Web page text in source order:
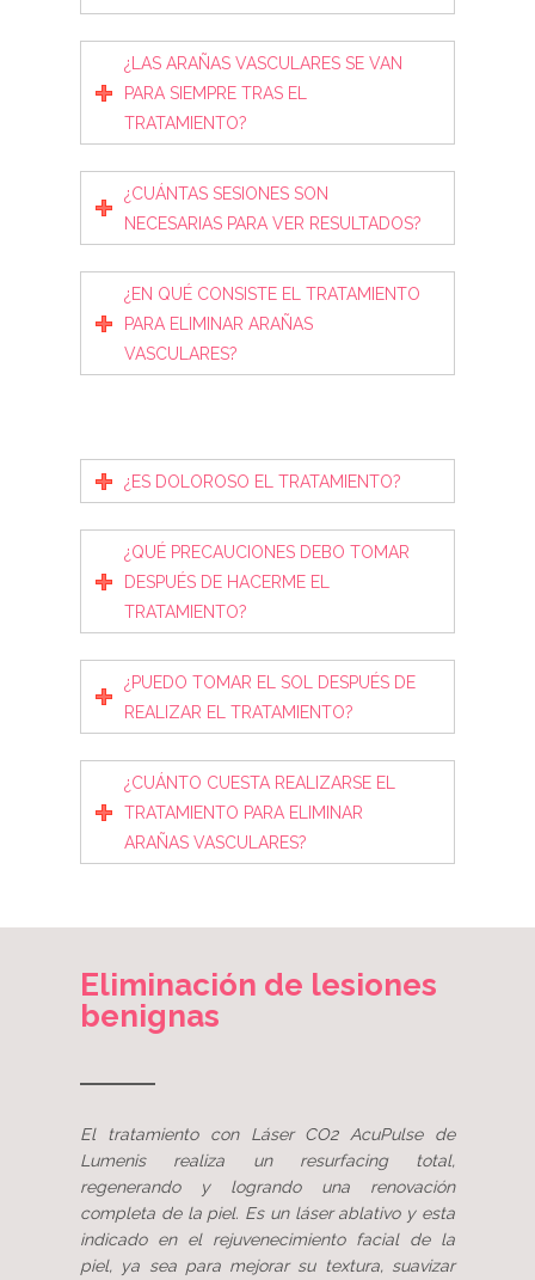
¿LAS ARAÑAS VASCULARES SE VAN
PARA SIEMPRE TRAS EL
TRATAMIENTO?
¿CUÁNTAS SESIONES SON
NECESARIAS PARA VER RESULTADOS?
¿EN QUÉ CONSISTE EL TRATAMIENTO
PARA ELIMINAR ARAÑAS
VASCULARES?
¿ES DOLOROSO EL TRATAMIENTO?
¿QUÉ PRECAUCIONES DEBO TOMAR
DESPUÉS DE HACERME EL
TRATAMIENTO?
¿PUEDO TOMAR EL SOL DESPUÉS DE
REALIZAR EL TRATAMIENTO?
¿CUÁNTO CUESTA REALIZARSE EL
TRATAMIENTO PARA ELIMINAR
ARAÑAS VASCULARES?
Eliminación de lesiones
benignas
El tratamiento con Láser CO2 AcuPulse de
Lumenis realiza un resurfacing total,
regenerando y logrando una renovación
completa de la piel. Es un láser ablativo y esta
indicado en el rejuvenecimiento facial de la
piel, ya sea para mejorar su textura, suavizar